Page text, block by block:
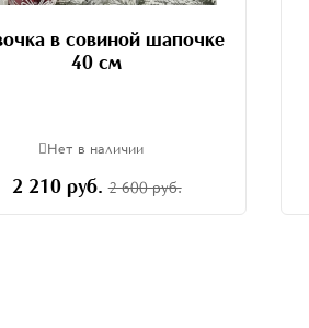
в совиной шапочке
40 см
Нет в наличии
2 210 руб. 2 600 руб.